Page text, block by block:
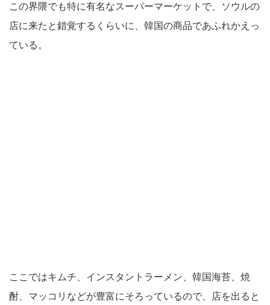
この界隈でも特に有名なスーパーマーケットで、ソウルの
店に来たと錯覚するくらいに、韓国の商品であふれかえっ
ている。
ここではキムチ、インスタントラーメン、韓国海苔、焼
酎、マッコリなどが豊富にそろっているので、店を出ると